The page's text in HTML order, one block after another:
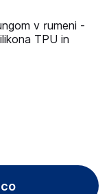
v rumeni -
TPU in